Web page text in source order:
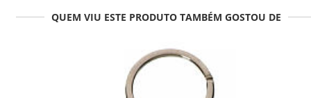
QUEM VIU ESTE PRODUTO TAMBÉM GOSTOU DE